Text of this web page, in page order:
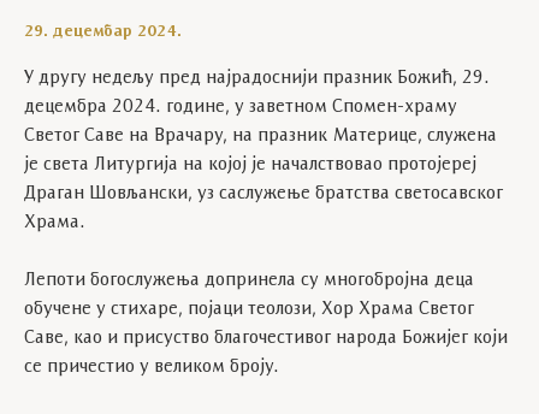
29. децембар 2024.
У другу недељу пред најрадоснији празник Божић, 29.
децембра 2024. године, у заветном Спомен-храму
Светог Саве на Врачару, на празник Материце, служена
је света Литургија на којој је началствовао протојереј
Драган Шовљански, уз саслужење братства светосавског
Храма.
Лепоти богослужења допринела су многобројна деца
обучене у стихаре, појаци теолози, Хор Храма Светог
Саве, као и присуство благочестивог народа Божијег који
се причестио у великом броју.